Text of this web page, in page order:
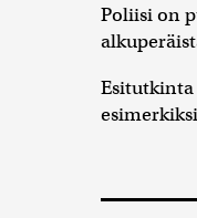
Poliisi on
Esitutkinta